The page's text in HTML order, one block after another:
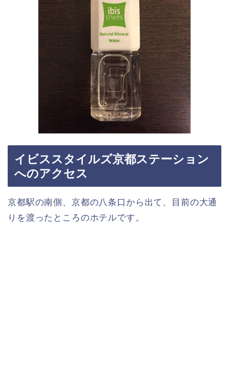
イビススタイルズ京都ステーション
へのアクセス
京都駅の南側、京都の八条口から出て、目前の大通
りを渡ったところのホテルです。